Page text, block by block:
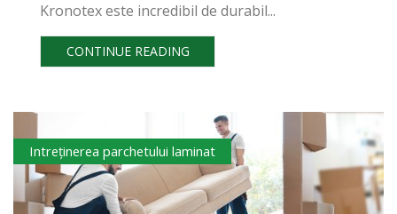
Kronotex este incredibil de durabil...
CONTINUE READING
Intreţinerea parchetului laminat